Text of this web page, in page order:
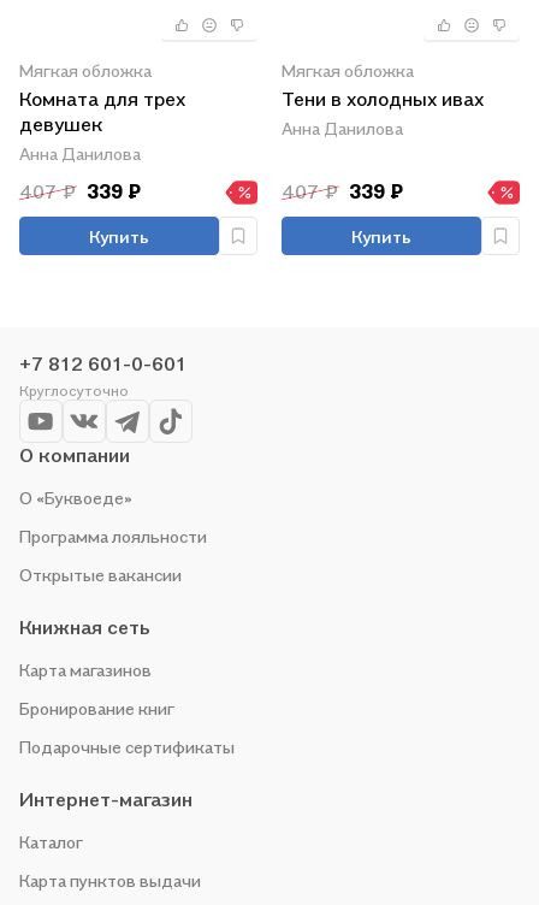
Мягкая обложка
Комната для трех
девушек
Анна Данилова
407 ₽ 339 ₽
Купить
Мягкая обложка
Тени в холодных ивах
Анна Данилова
407 ₽ 339 ₽
Купить
+7 812 601-0-601
Круглосуточно
О компании
О «Буквоеде»
Программа лояльности
Открытые вакансии
Книжная сеть
Карта магазинов
Бронирование книг
Подарочные сертификаты
Интернет-магазин
Каталог
Карта пунктов выдачи